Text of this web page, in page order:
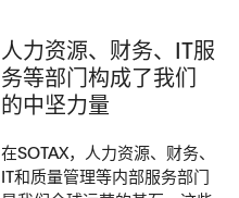
人力资源、财务、IT服
务等部门构成了我们
的中坚力量
在SOTAX，人力资源、财务、
IT和质量管理等内部服务部门